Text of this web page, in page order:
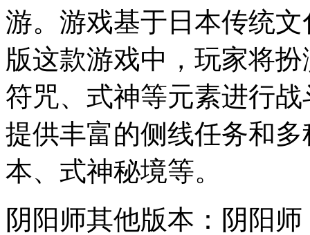
游。游戏基于日本传统
版这款游戏中，玩家将
符咒、式神等元素进行
提供丰富的侧线任务和
本、式神秘境等。
阴阳师其他版本：阴阳